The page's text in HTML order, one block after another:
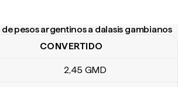
pesos argentinos a dalasis gambianos
pesos argentinos a dalasis gambianos
CONVERTIDO
2,45 GMD